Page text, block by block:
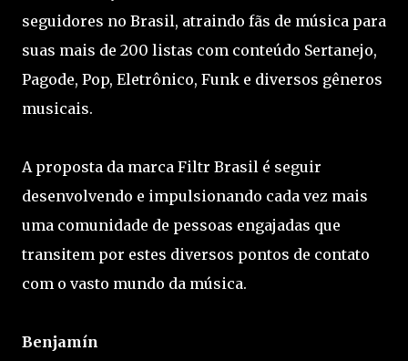
seguidores no Brasil, atraindo fãs de música para
suas mais de 200 listas com conteúdo Sertanejo,
Pagode, Pop, Eletrônico, Funk e diversos gêneros
musicais.
A proposta da marca Filtr Brasil é seguir
desenvolvendo e impulsionando cada vez mais
uma comunidade de pessoas engajadas que
transitem por estes diversos pontos de contato
com o vasto mundo da música.
Benjamín